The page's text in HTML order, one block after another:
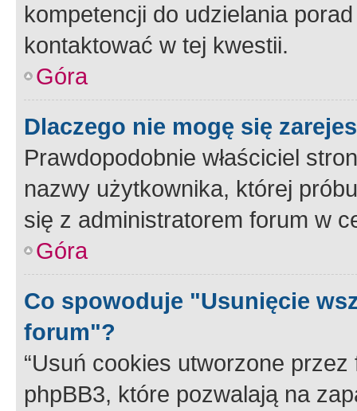
kompetencji do udzielania
kontaktować w tej kwestii.
Góra
Dlaczego nie mogę się
Prawdopodobnie właściciel
nazwy użytkownika, której
się z administratorem forum w
Góra
Co spowoduje "Usunięcie
forum"?
“Usuń cookies utworzone
phpBB3, które pozwalają na